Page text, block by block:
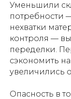
Уменьшили
потребности
нехватки
контроля —
переделки.
сэкономить
увеличились
Опасность в